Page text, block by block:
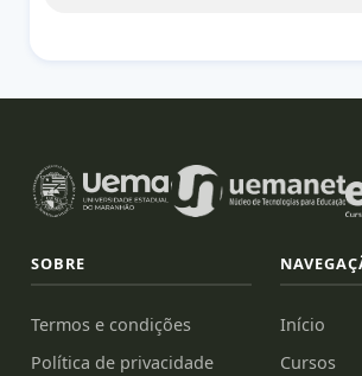
SOBRE
Termos e condições
Política de privacidade
Início
Cursos